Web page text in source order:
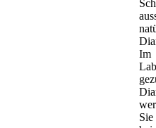
Im
Sie